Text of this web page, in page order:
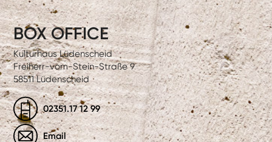
BOX OFFICE
Kulturhaus Lüdenscheid
Freiherr-vom-Stein-Straße 9
58511 Lüdenscheid
02351.17 12 99
Email